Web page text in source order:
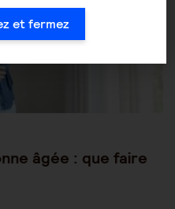
âgée : que faire
et fermez